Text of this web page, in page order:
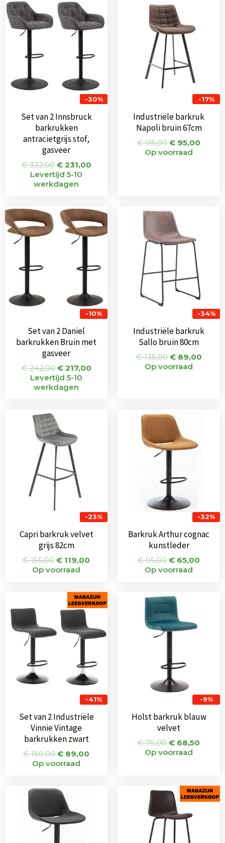
-30%
Set van 2 Innsbruck
barkrukken
antracietgrijs stof,
gasveer
€332,00
prijs
was:
€ 332,00.
€231,00
is:
€ 231,00.
Levertijd 5-10
werkdagen
-17%
Industriële barkruk
Napoli bruin 67cm
€115,00
prijs
was:
€ 115,00.
€ 95,00
Op voorraad
-10%
Set van 2 Daniel
barkrukken Bruin met
gasveer
€242,00
Oorspronkelijke
prijs
was:
€ 242,00.
€217,00
Huidige
prijs
is:
€ 217,00.
Levertijd 5-10
werkdagen
-34%
Industriële barkruk
Sallo bruin 80cm
€135,00
prijs
was:
€ 135,00.
€89,00
Op voorraad
-23%
Capri barkruk velvet
grijs 82cm
€155,00
prijs
was:
€ 155,00.
€ 119,00
Op voorraad
-32%
Barkruk Arthur cognac
kunstleder
€95,00
prijs
was:
€ 95,00.
€ 65,00
Op voorraad
-41%
Set van 2 Industriële
Vinnie Vintage
barkrukken zwart
€150,00
Oorspronkelijke
prijs
was:
€ 150,00.
€ 89,00
Huidige
prijs
Op voorraad
-9%
Holst barkruk blauw
velvet
€75,00
prijs
was:
€ 75,00.
€ 68,50
Op voorraad
Oorspronkelijke
prijs
was:
€ 95,00.
prijs
was:
€ 115,00.
prijs